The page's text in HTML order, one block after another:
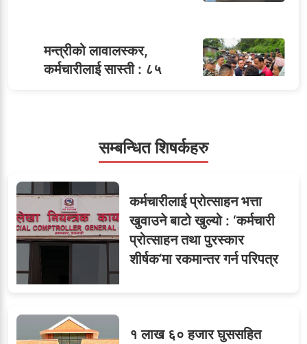
मन्त्रीको लावालस्कर,
कर्मचारीलाई सास्ती : ८५
६सहसचिवमा प्रथम भएका
विजयकुमार शर्माको लोकसेवा
टिप्स
७
सम्बन्धित शिषर्कहरु
कर्मचारीलाई प्रोत्साहन भत्ता
खुवाउने बाटो खुल्यो : ‘कर्मचारी
प्रोत्साहन तथा पुरस्कार
शीर्षक’मा रकमान्तर गर्न परिपत्र
१ लाख ६० हजार घुससहित